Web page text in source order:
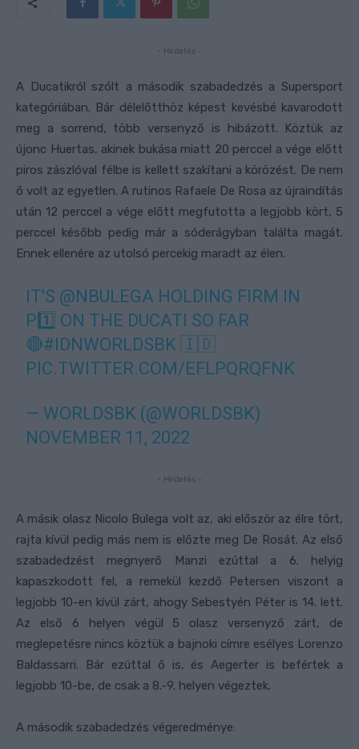
- Hirdetés -
A Ducatikról szólt a második szabadedzés a Supersport
kategóriában. Bár délelőtthöz képest kevésbé kavarodott
meg a sorrend, több versenyző is hibázott. Köztük az
újonc Huertas, akinek bukása miatt 20 perccel a vége előtt
piros zászlóval félbe is kellett szakítani a körözést. De nem
ő volt az egyetlen. A rutinos Rafaele De Rosa az újraindítás
után 12 perccel a vége előtt megfutotta a legjobb kört, 5
perccel később pedig már a sóderágyban találta magát.
Ennek ellenére az utolsó percekig maradt az élen.
IT'S @NBULEGA HOLDING FIRM IN
P1️⃣ ON THE DUCATI SO FAR
🔴#IDNWORLDSBK 🇮🇩
PIC.TWITTER.COM/EFLPQRQFNK
— WORLDSBK (@WORLDSBK)
NOVEMBER 11, 2022
- Hirdetés -
A másik olasz Nicolo Bulega volt az, aki először az élre tört,
rajta kívül pedig más nem is előzte meg De Rosát. Az első
szabadedzést megnyerő Manzi ezúttal a 6. helyig
kapaszkodott fel, a remekül kezdő Petersen viszont a
legjobb 10-en kívül zárt, ahogy Sebestyén Péter is 14. lett.
Az első 6 helyen végül 5 olasz versenyző zárt, de
meglepetésre nincs köztük a bajnoki címre esélyes Lorenzo
Baldassarri. Bár ezúttal ő is, és Aegerter is befértek a
legjobb 10-be, de csak a 8.-9. helyen végeztek.
A második szabadedzés végeredménye: